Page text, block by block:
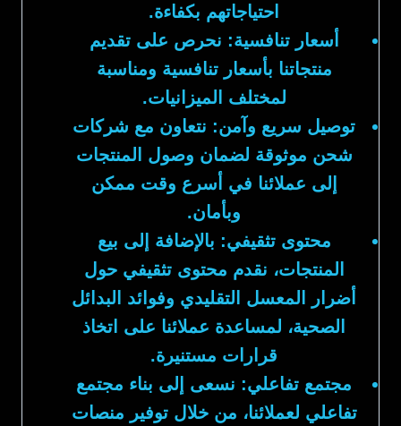
احتياجاتهم بكفاءة.
أسعار تنافسية: نحرص على تقديم
منتجاتنا بأسعار تنافسية ومناسبة
لمختلف الميزانيات.
توصيل سريع وآمن: نتعاون مع شركات
شحن موثوقة لضمان وصول المنتجات
إلى عملائنا في أسرع وقت ممكن
وبأمان.
محتوى تثقيفي: بالإضافة إلى بيع
المنتجات، نقدم محتوى تثقيفي حول
أضرار المعسل التقليدي وفوائد البدائل
الصحية، لمساعدة عملائنا على اتخاذ
قرارات مستنيرة.
مجتمع تفاعلي: نسعى إلى بناء مجتمع
تفاعلي لعملائنا، من خلال توفير منصات